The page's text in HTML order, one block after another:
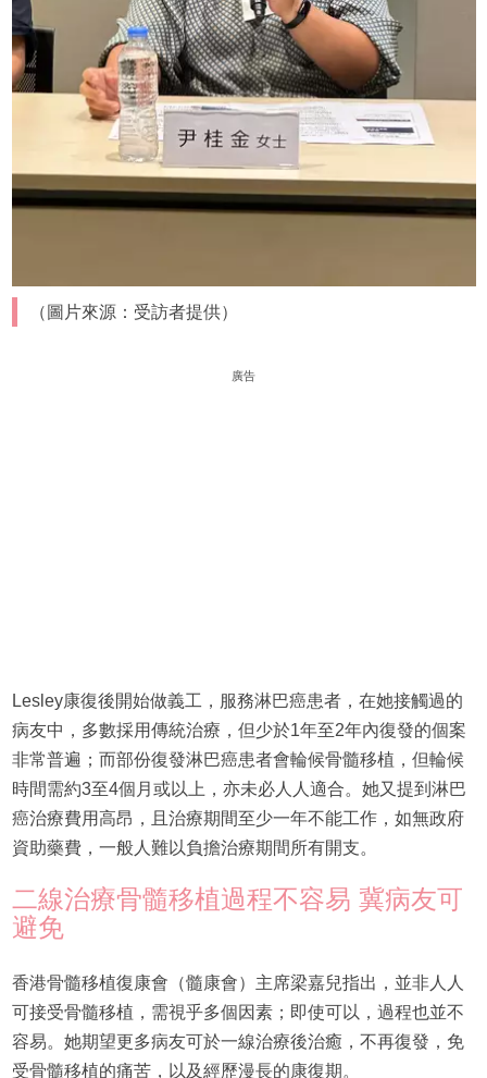
（圖片來源：受訪者提供）
廣告
Lesley康復後開始做義工，服務淋巴癌患者，在她接觸過的
病友中，多數採用傳統治療，但少於1年至2年內復發的個案
非常普遍；而部份復發淋巴癌患者會輪候骨髓移植，但輪候
時間需約3至4個月或以上，亦未必人人適合。她又提到淋巴
癌治療費用高昂，且治療期間至少一年不能工作，如無政府
資助藥費，一般人難以負擔治療期間所有開支。
二線治療骨髓移植過程不容易 冀病友可
避免
香港骨髓移植復康會（髓康會）主席梁嘉兒指出，並非人人
可接受骨髓移植，需視乎多個因素；即使可以，過程也並不
容易。她期望更多病友可於一線治療後治癒，不再復發，免
受骨髓移植的痛苦，以及經歷漫長的康復期。